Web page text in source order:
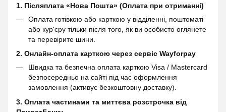
1. Післяплата «Нова Пошта» (Оплата при отриманні)
Оплата готівкою або карткою у відділенні, поштоматі
або кур'єру тільки після того, як ви особисто оглянете
та перевірите шини.
2. Онлайн-оплата карткою через сервіс Wayforpay
Швидка та безпечна оплата карткою Visa / Mastercard
безпосередньо на сайті під час оформлення
замовлення (активує безкоштовну доставку).
3. Оплата частинами та миттєва розстрочка від